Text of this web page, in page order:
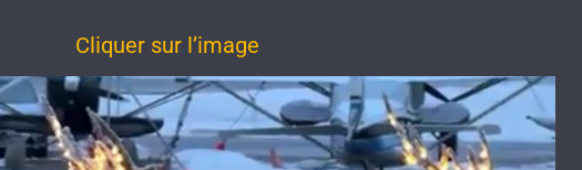
Cliquer sur l’image